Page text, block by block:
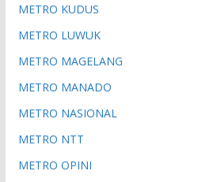
METRO KUDUS
METRO LUWUK
METRO MAGELANG
METRO MANADO
METRO NASIONAL
METRO NTT
METRO OPINI